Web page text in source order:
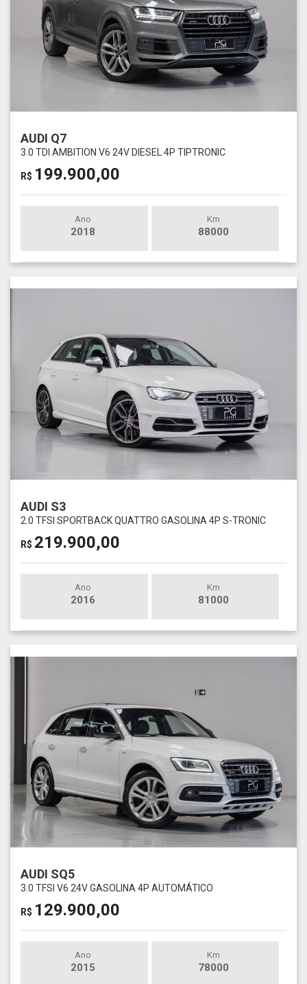
AUDI Q7
3.0 TDI AMBITION V6 24V DIESEL 4P TIPTRONIC
R$ 199.900,00
Ano
2018
Km
88000
AUDI S3
2.0 TFSI SPORTBACK QUATTRO GASOLINA 4P S-TRONIC
R$ 219.900,00
Ano
2016
Km
81000
AUDI SQ5
3.0 TFSI V6 24V GASOLINA 4P AUTOMÁTICO
R$ 129.900,00
Ano
2015
Km
78000